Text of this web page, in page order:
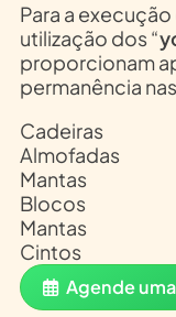
Para a
utilização dos “
proporcionam
permanência
Cadeiras
Almofadas
Mantas
Blocos
Mantas
Cintos
Agende